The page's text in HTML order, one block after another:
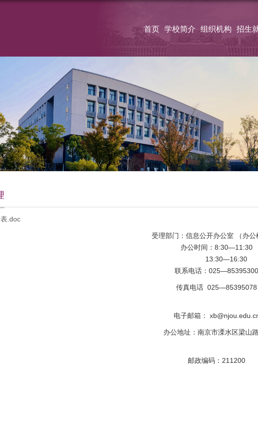
首页 学校简介 组织机构 招生
.doc
受理部门：信息公开办公室 （办公
办公时间：8:30—11:30
13:30—16:30
联系电话：025—85395300
传真电话 025—85395078
电子邮箱：
办公地址：南京市溧水区梁山
邮政编码：211200